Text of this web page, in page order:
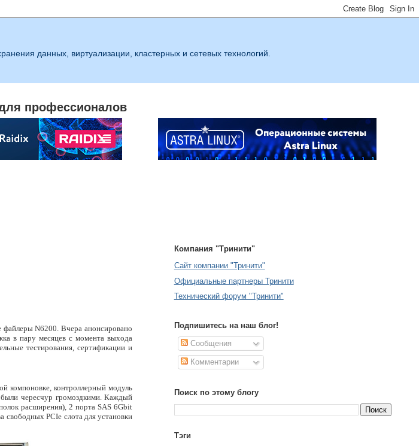
данных, виртуализации, кластерных и сетевых технологий.
профессионалов
N6200. Вчера анонсировано
в пару месяцев с момента выхода
тестирования, сертификации и
компоновке, контроллерный модуль
чересчур громоздкими. Каждый
расширения), 2 порта SAS 6Gbit
свободных PCIe слота для установки
Компания "Тринити"
Сайт компании "Тринити"
Официальные партнеры Тринити
Технический форум "Тринити"
Подпишитесь на наш блог!
Сообщения
Комментарии
Поиск по этому блогу
Тэги